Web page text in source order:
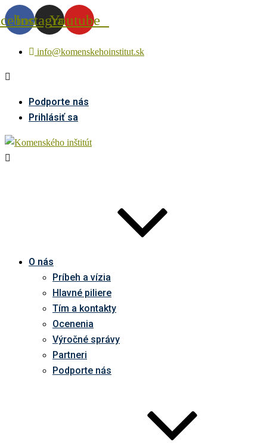
InstagramYoutube
info@komenskehoinstitut.sk
Podporte nás
Prihlásiť sa
O nás
Príbeh a vízia
Hlavné piliere
Tím a kontakty
Ocenenia
Výročné správy
Partneri
Podporte nás